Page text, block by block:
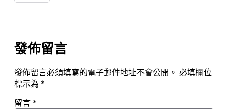
發佈留言
發佈留言必須填寫的電子郵件地址不會公開。 必填欄位
標示為 *
留言 *